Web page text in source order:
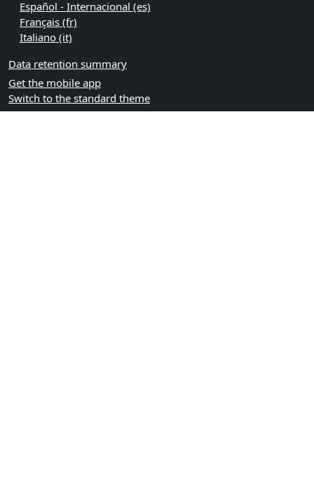
Español - Internacional ‎(es)‎
Français ‎(fr)‎
Italiano ‎(it)‎
Data retention summary
Get the mobile app
Switch to the standard theme